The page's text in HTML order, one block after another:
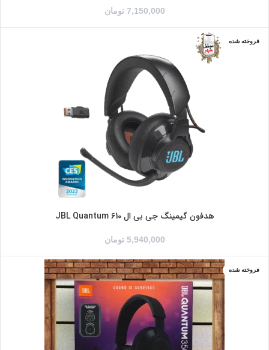
7,150,000 تومان
فروخته شده
هدفون گیمینگ جی بی ال JBL Quantum 610
5,940,000 تومان
فروخته شده